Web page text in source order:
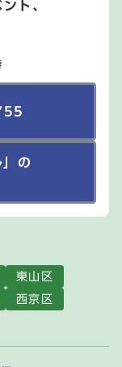
ト、
」の
東山区
西京区